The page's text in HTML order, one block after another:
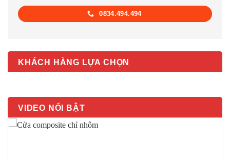
0834.494.494
KHÁCH HÀNG LỰA CHỌN
VIDEO NỔI BẬT